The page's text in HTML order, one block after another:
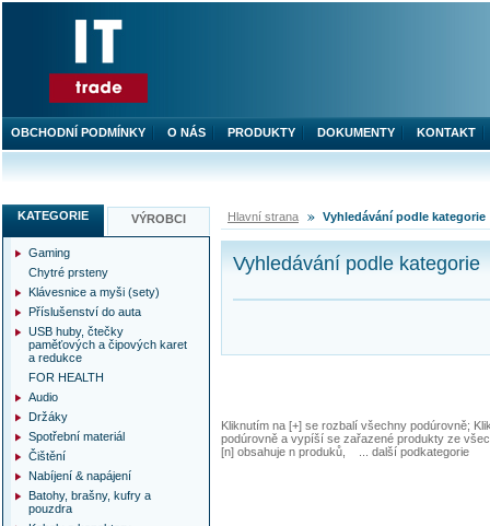
Hlavní strana Vyhledávání podle kategorie
Vyhledávání podle kategorie
Kliknutím na [+] se rozbalí všechny podúrovně;
podúrovně a vypíší se zařazené produkty ze
[n] obsahuje n produků, ... další podkategorie
KATEGORIE VÝROBCI
Gaming
Chytré prsteny
Klávesnice a myši (sety)
Příslušenství do auta
USB huby, čtečky
paměťových a čipových karet
a redukce
FOR HEALTH
Audio
Držáky
Spotřební materiál
Čištění
Nabíjení & napájení
Batohy, brašny, kufry a
pouzdra
OBCHODNÍ PODMÍNKY O NÁS PRODUKTY DOKUMENTY KONTAKT